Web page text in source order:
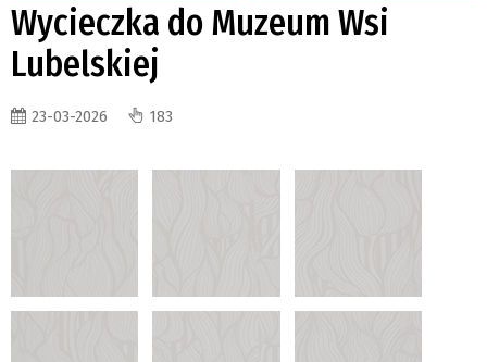
Wycieczka do Muzeum Wsi
Lubelskiej
23-03-2026 183